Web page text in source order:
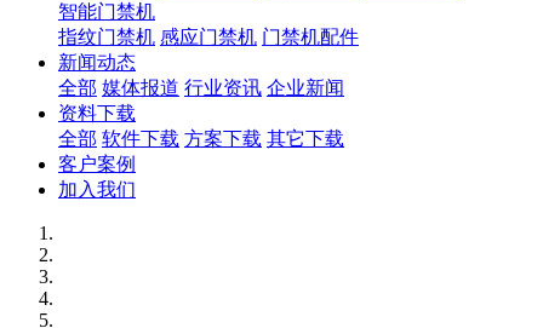
智能门禁机
指纹门禁机 感应门禁机 门禁机配件
新闻动态
全部 媒体报道 行业资讯 企业新闻
资料下载
全部 软件下载 方案下载 其它下载
客户案例
加入我们